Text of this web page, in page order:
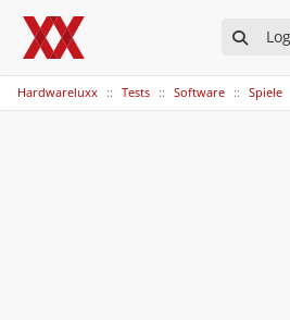
Hardwareluxx Tests Software Spiele